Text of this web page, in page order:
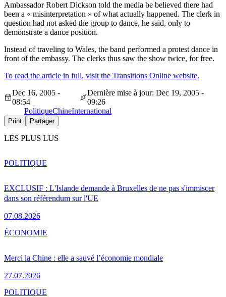
Ambassador Robert Dickson told the media be believed there had
been a « misinterpretation » of what actually happened. The clerk in
question had not asked the group to dance, he said, only to
demonstrate a dance position.
Instead of traveling to Wales, the band performed a protest dance in
front of the embassy. The clerks thus saw the show twice, for free.
To read the article in full, visit the Transitions Online website.
Dec 16, 2005 -
08:54
Dernière mise à jour: Dec 19, 2005 -
09:26
PolitiqueChineInternational
Print Partager
LES PLUS LUS
EXCLUSIF : L'Islande demande à Bruxelles de ne pas s'immiscer
dans son référendum sur l'UE
07.08.2026
POLITIQUE
Merci la Chine : elle a sauvé l’économie mondiale
27.07.2026
ÉCONOMIE
POLITIQUE